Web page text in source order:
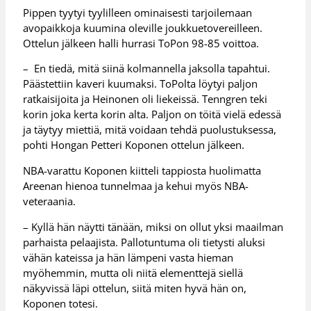
Pippen tyytyi tyylilleen ominaisesti tarjoilemaan
avopaikkoja kuumina oleville joukkuetovereilleen.
Ottelun jälkeen halli hurrasi ToPon 98-85 voittoa.
– En tiedä, mitä siinä kolmannella jaksolla tapahtui.
Päästettiin kaveri kuumaksi. ToPolta löytyi paljon
ratkaisijoita ja Heinonen oli liekeissä. Tenngren teki
korin joka kerta korin alta. Paljon on töitä vielä edessä
ja täytyy miettiä, mitä voidaan tehdä puolustuksessa,
pohti Hongan Petteri Koponen ottelun jälkeen.
NBA-varattu Koponen kiitteli tappiosta huolimatta
Areenan hienoa tunnelmaa ja kehui myös NBA-
veteraania.
– Kyllä hän näytti tänään, miksi on ollut yksi maailman
parhaista pelaajista. Pallotuntuma oli tietysti aluksi
vähän kateissa ja hän lämpeni vasta hieman
myöhemmin, mutta oli niitä elementtejä siellä
näkyvissä läpi ottelun, siitä miten hyvä hän on,
Koponen totesi.